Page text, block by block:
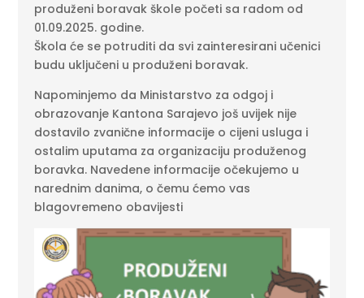
produženi boravak škole početi sa radom od
01.09.2025. godine.
Škola će se potruditi da svi zainteresirani učenici
budu uključeni u produženi boravak.
Napominjemo da Ministarstvo za odgoj i
obrazovanje Kantona Sarajevo još uvijek nije
dostavilo zvanične informacije o cijeni usluga i
ostalim uputama za organizaciju produženog
boravka. Navedene informacije očekujemo u
narednim danima, o čemu ćemo vas
blagovremeno obavijesti